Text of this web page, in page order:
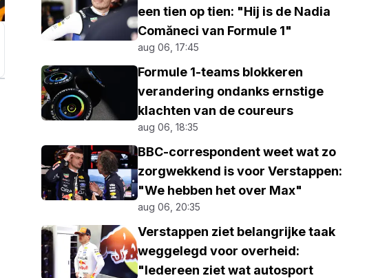
een tien op tien: "Hij is de Nadia
Comăneci van Formule 1"
aug 06, 17:45
Formule 1-teams blokkeren
verandering ondanks ernstige
klachten van de coureurs
aug 06, 18:35
BBC-correspondent weet wat zo
zorgwekkend is voor Verstappen:
"We hebben het over Max"
aug 06, 20:35
Verstappen ziet belangrijke taak
weggelegd voor overheid:
"Iedereen ziet wat autosport